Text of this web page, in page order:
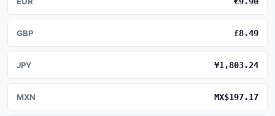
GBP £8.49
JPY ¥1,803.24
MXN MX$197.17